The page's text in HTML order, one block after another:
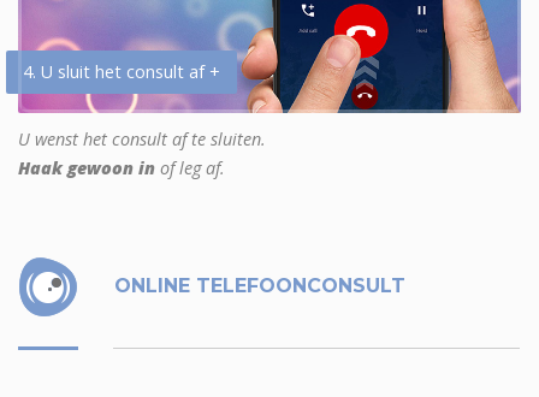
4. U sluit het consult af +
U wenst het consult af te sluiten.
Haak gewoon in of leg af.
ONLINE TELEFOONCONSULT